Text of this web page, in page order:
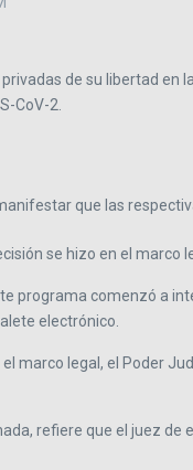
de su libertad
CoV-2.
que las
se hizo en el marco
programa comenzó a
electrónico.
marco legal, el Poder
refiere que el juez